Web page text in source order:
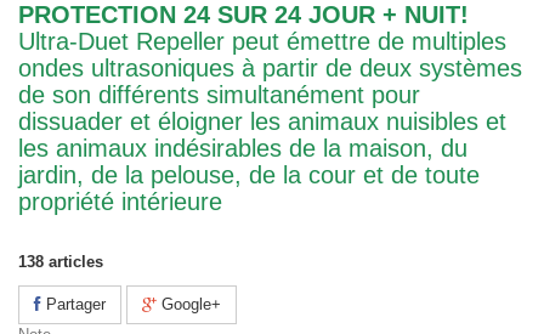
PROTECTION 24 SUR 24 JOUR + NUIT!
Ultra-Duet Repeller peut émettre de multiples
ondes ultrasoniques à partir de deux systèmes
de son différents simultanément pour
dissuader et éloigner les animaux nuisibles et
les animaux indésirables de la maison, du
jardin, de la pelouse, de la cour et de toute
propriété intérieure
138 articles
Partager
Google+